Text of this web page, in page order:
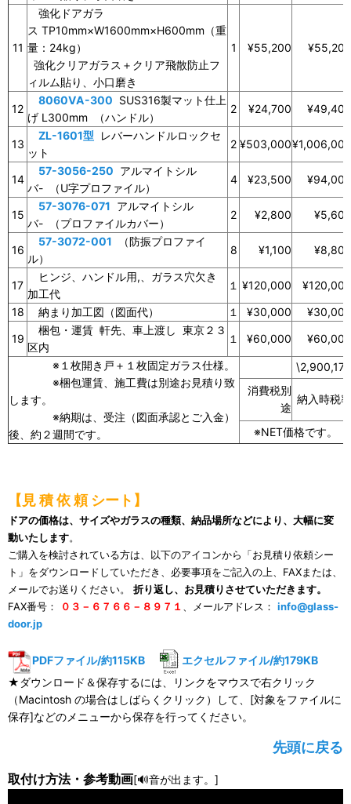
11
強化ドアガラ
ス TP10mm×W1600mm×H600mm（重
量：24kg）
強化クリアガラス＋クリア飛散防止フ
ィルム貼り、小口磨き
1 ¥55,200 ¥55,200
12
8060VA-300 SUS316製マット仕上
げ L300mm （ハンドル）
2 ¥24,700 ¥49,400
13
ZL-1601型 レバーハンドルロックセ
ット
2 ¥503,000¥1,006,000
14
57-3056-250 アルマイトシル
バ- （U字プロファイル）
4 ¥23,500 ¥94,000
15
57-3076-071 アルマイトシル
バ- （プロファイルカバー）
2 ¥2,800 ¥5,600
16
57-3072-001 （防振プロファイ
ル）
8 ¥1,100 ¥8,800
17
ヒンジ、ハンドル用,、ガラス穴欠き
加工代
１ ¥120,000
¥120,000
18
納まり加工図（図面代） １ ¥30,000
¥30,000
19
梱包・運賃 軒先、車上渡し 東京２３
区内
１ ¥60,000
¥60,000
※１枚開き戸＋１枚固定ガラス仕様。
※梱包運賃、施工費は別途お見積り致
します。
※納期は、受注（図面承認とご入金）
後、約２週間です。
\2,900,170
消費税別
途
納入時税率
※NET価格です。
【見 積 依 頼 シート】
ドアの価格は、サイズやガラスの種類、納品場所などにより、大幅に変
動いたします。
ご購入を検討されている方は、以下のアイコンから「お見積り依頼シー
ト」をダウンロードしていただき、必要事項をご記入の上、FAXまたは、
メールでお送りください。 折り返し、お見積りさせていただきます。
FAX番号：
０３－６７６６－８９７１ 、メールアドレス： info@glass-
door.jp
PDFファイル/約115KB
エクセルファイル/約179KB
★ダウンロード＆保存するには、リンクをマウスで右クリック
（Macintosh の場合はしばらくクリック）して、[対象をファイルに
保存]などのメニューから保存を行ってください。
先頭に戻る
取付け方法・参考動画[🔊音が出ます。]